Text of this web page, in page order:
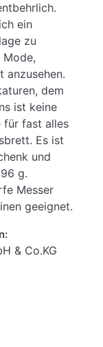
ein
zu
anzusehen.
dem
ist keine
für fast alles
Es ist
und
g.
Messer
geeignet.
& Co.KG